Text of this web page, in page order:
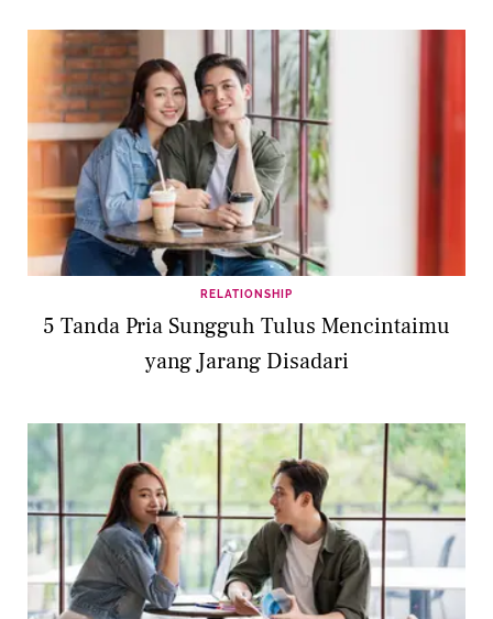
RELATIONSHIP
5 Tanda Pria Sungguh Tulus Mencintaimu
yang Jarang Disadari